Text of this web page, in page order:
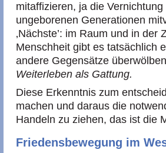
mitaffizieren, ja die
ungeborenen Generationen
‚Nächste’: im Raum und in
Menschheit gibt es tatsächlich
andere Gegensätze
Weiterleben als Gattung.
Diese Erkenntnis zum
machen und daraus die
Handeln zu ziehen, das ist die
Friedensbewegung im